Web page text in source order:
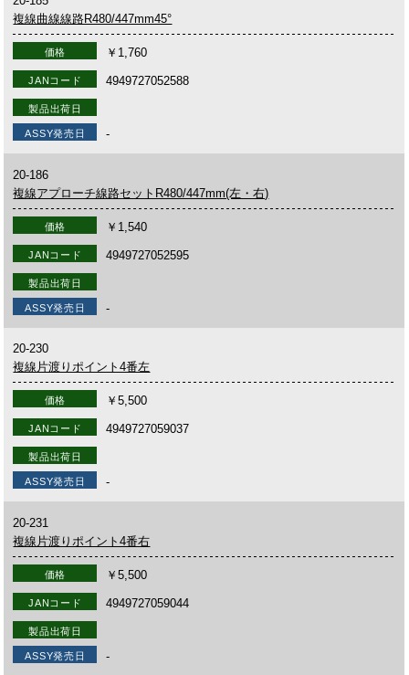
複線曲線線路R480/447mm45°
価格 ￥1,760
JANコード 4949727052588
製品出荷日
ASSY発売日 -
20-186
複線アプローチ線路セットR480/447mm(左・右)
価格 ￥1,540
JANコード 4949727052595
製品出荷日
ASSY発売日 -
20-230
複線片渡りポイント4番左
価格 ￥5,500
JANコード 4949727059037
製品出荷日
ASSY発売日 -
20-231
複線片渡りポイント4番右
価格 ￥5,500
JANコード 4949727059044
製品出荷日
ASSY発売日 -